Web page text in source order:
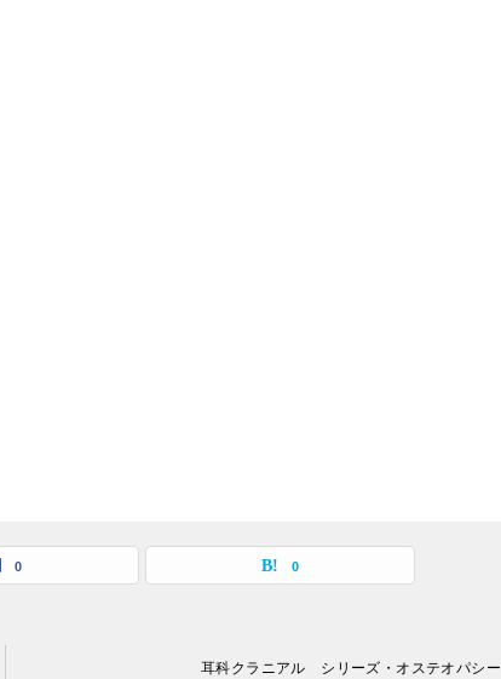
0 0
耳科クラニアル シリーズ・オステオパシー